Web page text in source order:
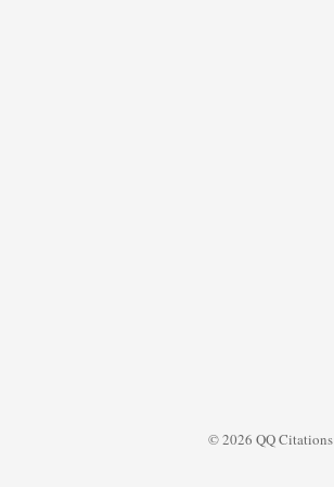
© 2026 QQ Citations